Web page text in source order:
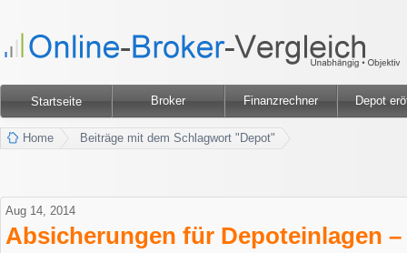
Startseite Broker Finanzrechner Depot
Home Beiträge mit dem Schlagwort "Depot"
Aug 14, 2014
Absicherungen für Depoteinlagen